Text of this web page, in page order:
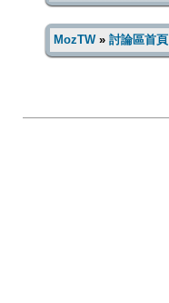
MozTW» 討論區首頁